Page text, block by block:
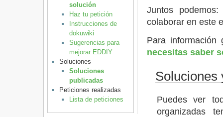
solución
Haz tu petición
Instrucciones de
dokuwiki
Sugerencias para
mejorar EDDIY
Soluciones
Soluciones
publicadas
Peticiones realizadas
Lista de peticiones
Juntos
colaborar en este
Para
necesitas saber
Soluciones
Puedes ver
organizadas